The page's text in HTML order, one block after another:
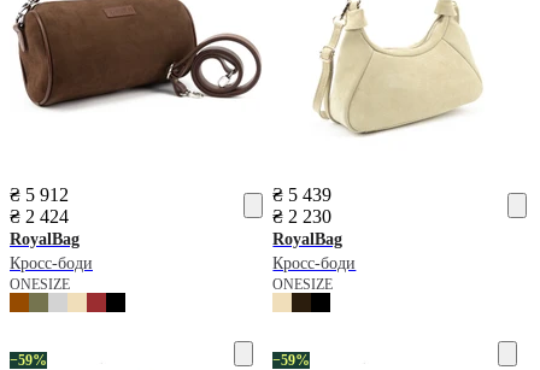
₴ 5 912
₴ 2 424
RoyalBag
Кросс-боди
ONESIZE
₴ 5 439
₴ 2 230
RoyalBag
Кросс-боди
ONESIZE
−59% −59%